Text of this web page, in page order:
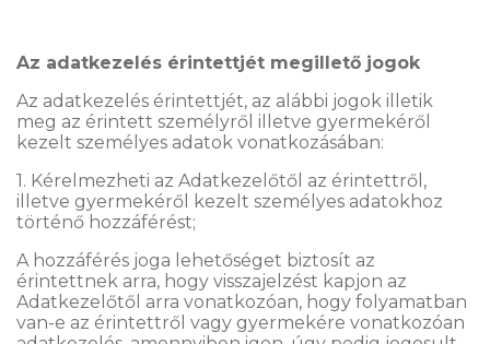
Az adatkezelés érintettjét megillető jogok
Az adatkezelés érintettjét, az alábbi jogok illetik
meg az érintett személyről illetve gyermekéről
kezelt személyes adatok vonatkozásában:
1. Kérelmezheti az Adatkezelőtől az érintettről,
illetve gyermekéről kezelt személyes adatokhoz
történő hozzáférést;
A hozzáférés joga lehetőséget biztosít az
érintettnek arra, hogy visszajelzést kapjon az
Adatkezelőtől arra vonatkozóan, hogy folyamatban
van-e az érintettről vagy gyermekére vonatkozóan